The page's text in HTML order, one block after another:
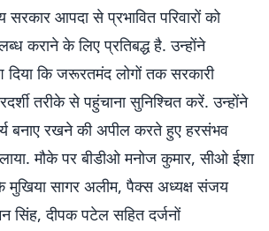
आपदा से प्रभावित परिवारों को
कराने के लिए प्रतिबद्ध है. उन्होंने
दिया कि जरूरतमंद लोगों तक सरकारी
तरीके से पहुंचाना सुनिश्चित करें. उन्होंने
बनाए रखने की अपील करते हुए हरसंभव
मौके पर बीडीओ मनोज कुमार, सीओ ईशा
सागर अलीम, पैक्स अध्यक्ष संजय
सिंह, दीपक पटेल सहित दर्जनों